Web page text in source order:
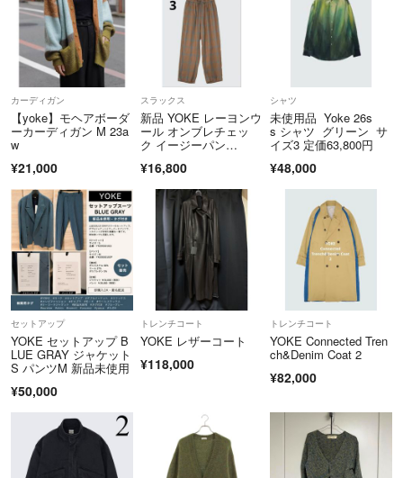
カーディガン
【yoke】モヘアボーダ
ーカーディガン M 23a
w
¥21,000
スラックス
新品 YOKE レーヨンウ
ール オンブレチェッ
ク イージーパン
¥16,800
シャツ
未使用品 Yoke 26s
s シャツ グリーン サ
イズ3 定価63,800円
¥48,000
セットアップ
YOKE セットアップ B
LUE GRAY ジャケット
S パンツM 新品未使用
¥50,000
トレンチコート
YOKE レザーコート
¥118,000
トレンチコート
YOKE Connected Tren
ch&Denim Coat 2
¥82,000